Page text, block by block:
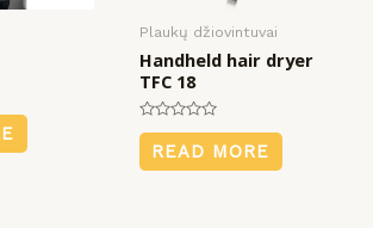
Plaukų džiovintuvai
Handheld hair dryer
TFC 18
Rated
out
of
READ MORE